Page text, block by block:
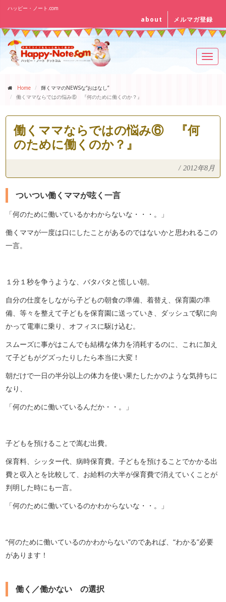
ハッピー・ノート.com
about メルマガ登録
Home
輝くママのNEWSな“おはなし”
働くママならではの悩み⑥ 『何のために働くのか？』
働くママならではの悩み⑥ 『何
のために働くのか？』
/ 2012年8月
ついつい働くママが呟く一言
「何のために働いているかわからないな・・・。」
働くママが一度は口にしたことがあるのではないかと思われるこの
一言。
１分１秒を争うような、バタバタと慌しい朝。
自分の仕度をしながら子どもの朝食の準備、着替え、保育園の準
備、等々を整えて子どもを保育園に送っていき、ダッシュで駅に向
かって電車に乗り、オフィスに駆け込む。
スムーズに事がはこんでも結構な体力を消耗するのに、これに加え
て子どもがグズったりしたら本当に大変！
朝だけで一日の半分以上の体力を使い果たしたかのような気持ちに
なり、
「何のために働いているんだか・・。」
子どもを預けることで嵩む出費。
保育料、シッター代、病時保育費。子どもを預けることでかかる出
費と収入とを比較して、お給料の大半が保育費で消えていくことが
判明した時にも一言。
「何のために働いているのかわからないな・・。」
“何のために働いているのかわからない”のであれば、“わかる”必要
があります！
働く／働かない の選択